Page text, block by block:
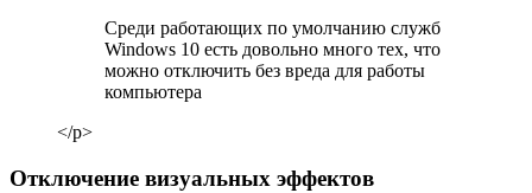
Среди работающих по умолчанию служб
Windows 10 есть довольно много тех, что
можно отключить без вреда для работы
компьютера
</p>
Отключение визуальных эффектов